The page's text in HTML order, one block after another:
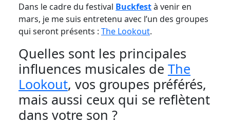
Dans le cadre du festival Buckfestà venir en
mars, je me suis entretenu avec l’un des groupes
qui seront présents : The Lookout.
Quelles sont les principales
influences musicales de The
Lookout, vos groupes préférés,
mais aussi ceux qui se reflètent
dans votre son ?